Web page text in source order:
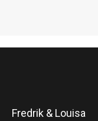
Fredrik & Louisa